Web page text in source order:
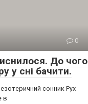
0
До чого
у сні бачити.
сонник Рух
в